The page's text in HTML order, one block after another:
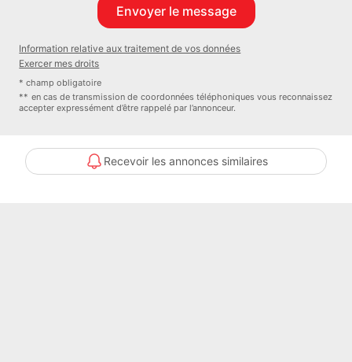
commercial immatriculé au RSAC de Nantes sous le numéro
Surface terrain : 500 mÂ².
Honoraires à la charge de l'acquéreur
Pourcentage des Honoraires à la charge de l'Acquéreur : 5 %
Contacter l'annonceur
Information relative aux traitement de vos données
Exercer mes droits
* champ obligatoire
** en cas de transmission de coordonnées téléphoniques vous reconnaissez
accepter expressément d’être rappelé par l’annonceur.
Recevoir les annonces similaires